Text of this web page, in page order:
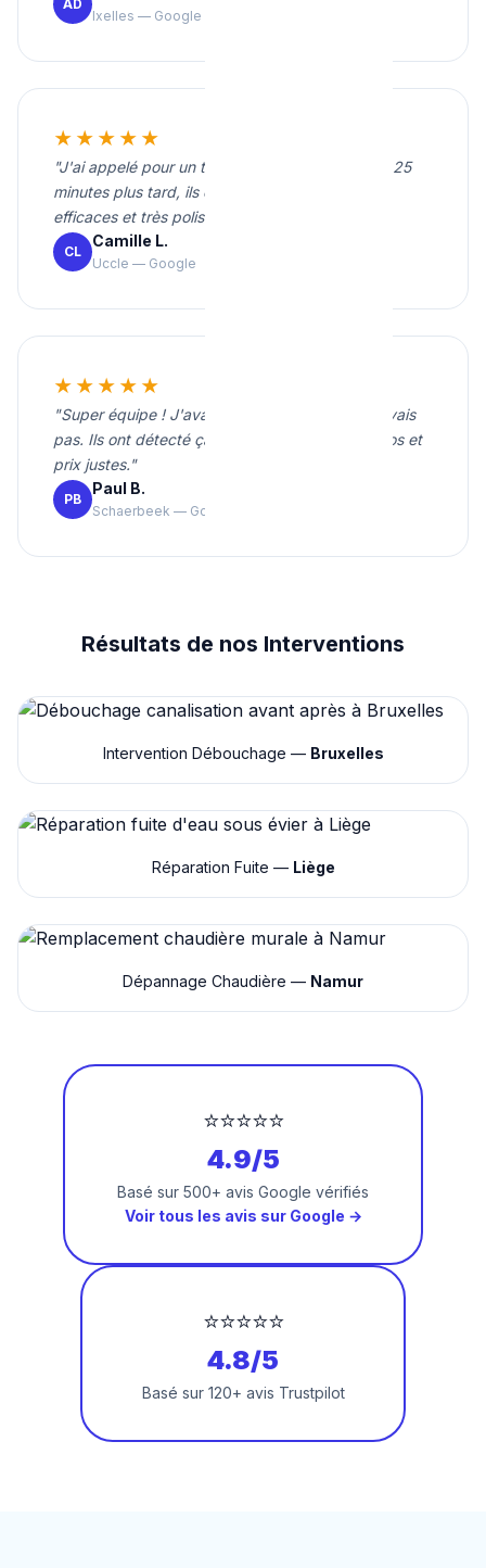
AD
Ixelles — Google
★★★★★
"J'ai appelé pour un tuyau percé en pleine nuit. 25
minutes plus tard, ils étaient chez moi. Rapides,
efficaces et très polis."
CL
Camille L.
Uccle — Google
★★★★★
"Super équipe ! J'avais une fuite que je ne trouvais
pas. Ils ont détecté ça sans rien casser. Très pros et
prix justes."
PB
Paul B.
Schaerbeek — Google
Résultats de nos Interventions
Intervention Débouchage — Bruxelles
Réparation Fuite — Liège
Dépannage Chaudière — Namur
⭐⭐⭐⭐⭐
4.9/5
Basé sur 500+ avis Google vérifiés
Voir tous les avis sur Google →
⭐⭐⭐⭐⭐
4.8/5
Basé sur 120+ avis Trustpilot